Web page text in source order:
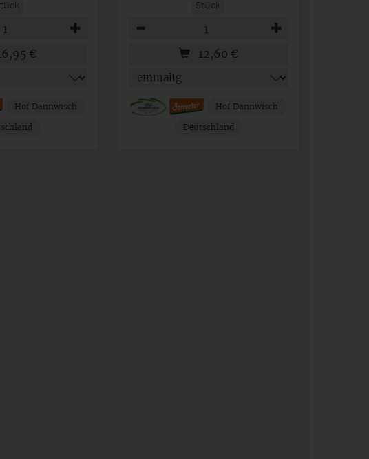
€
Hof Dannwisch
Stück
12,60 €
Hof Dannwisch
Deutschland